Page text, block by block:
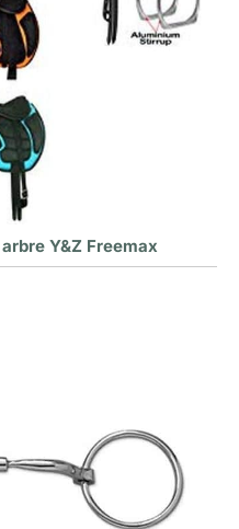
Y&Z Freemax